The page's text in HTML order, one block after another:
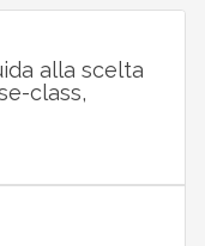
alla scelta
class,